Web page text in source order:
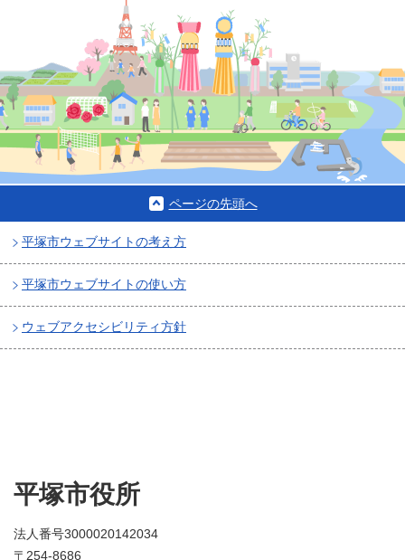
ページの先頭へ
平塚市ウェブサイトの考え方
平塚市ウェブサイトの使い方
ウェブアクセシビリティ方針
平塚市役所
法人番号3000020142034
〒254-8686